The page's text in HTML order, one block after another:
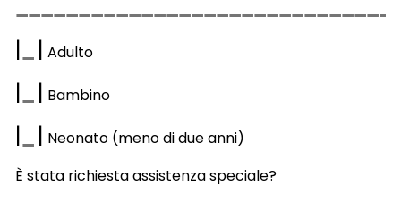
| | Adulto
| | Bambino
| | Neonato (meno di due anni)
È stata richiesta assistenza speciale?